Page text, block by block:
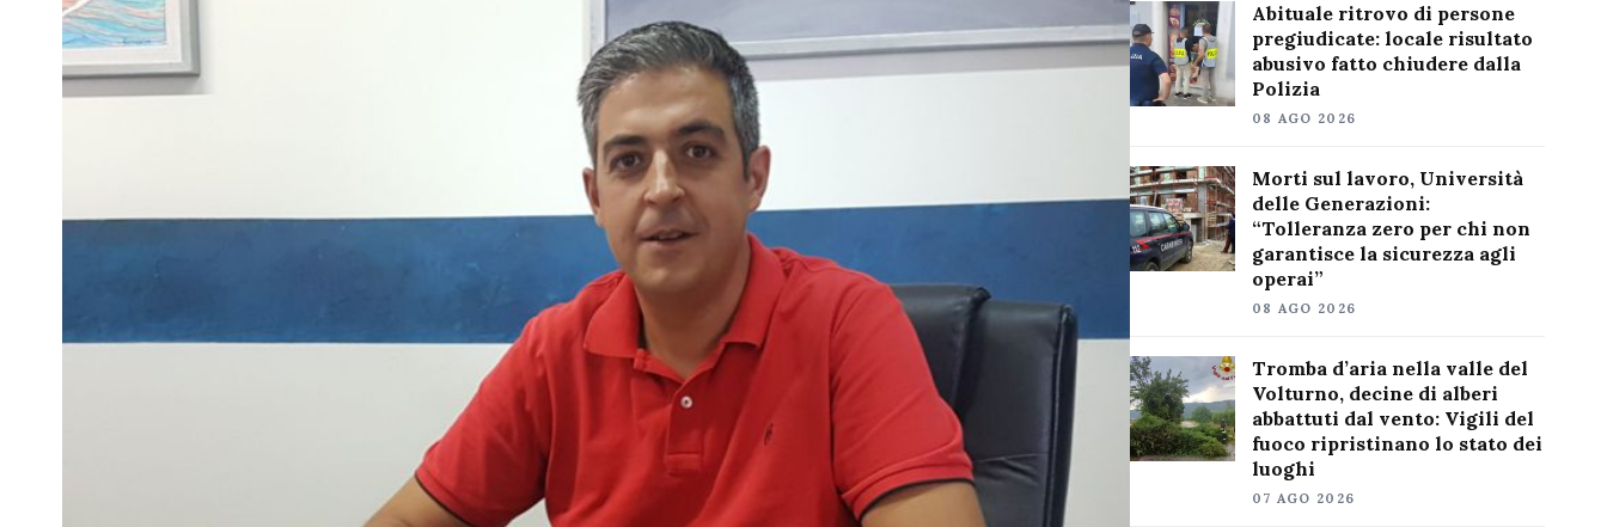
Abituale ritrovo di persone
pregiudicate: locale risultato
abusivo fatto chiudere dalla
Polizia
08 AGO 2026
Morti sul lavoro, Università
delle Generazioni:
“Tolleranza zero per chi non
garantisce la sicurezza agli
operai”
08 AGO 2026
Tromba d’aria nella valle del
Volturno, decine di alberi
abbattuti dal vento: Vigili del
fuoco ripristinano lo stato dei
luoghi
07 AGO 2026